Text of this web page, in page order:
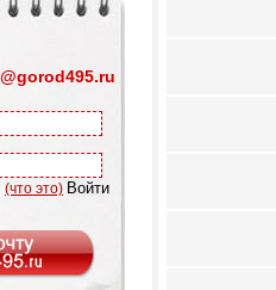
(что это)